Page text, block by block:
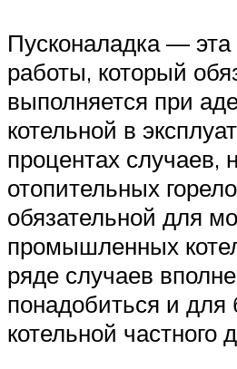
Пусконаладка —
работы, который
выполняется при
котельной в
процентах случаев,
отопительных
обязательной для
промышленных
ряде случаев
понадобиться и для
котельной частного